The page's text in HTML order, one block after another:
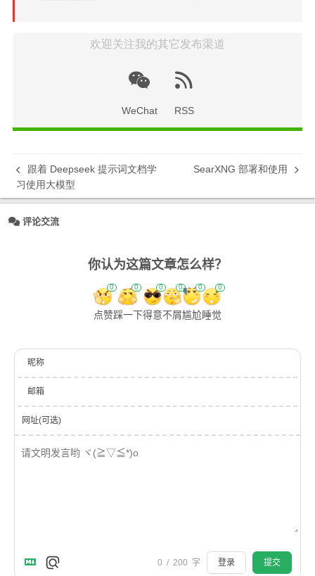
欢迎关注我的其它发布渠道
WeChat RSS
跟着 Deepseek 提示词文档学
习使用大模型
SearXNG 部署和使用
评论交流
你认为这篇文章怎么样？
0
点赞
0
踩一下
0
得意
0
不屑
0
尴尬
0
睡觉
昵称
邮箱
网址(可选)
0 / 200 字 登录 提交